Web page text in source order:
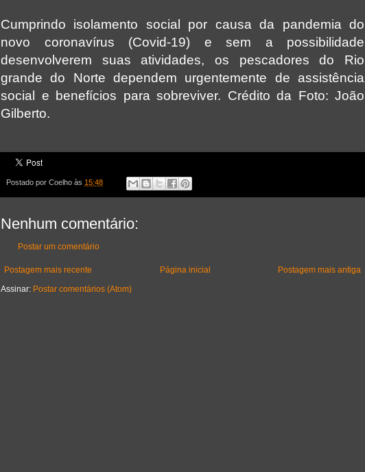
Cumprindo isolamento social por causa da pandemia do
novo coronavírus (Covid-19) e sem a possibilidade
desenvolverem suas atividades, os pescadores do Rio
grande do Norte dependem urgentemente de assistência
social e benefícios para sobreviver. Crédito da Foto: João
Gilberto.
Postado por Coelho às 15:48
Nenhum comentário:
Postar um comentário
Postagem mais recente Postagem mais antiga
Página inicial
Assinar: Postar comentários (Atom)